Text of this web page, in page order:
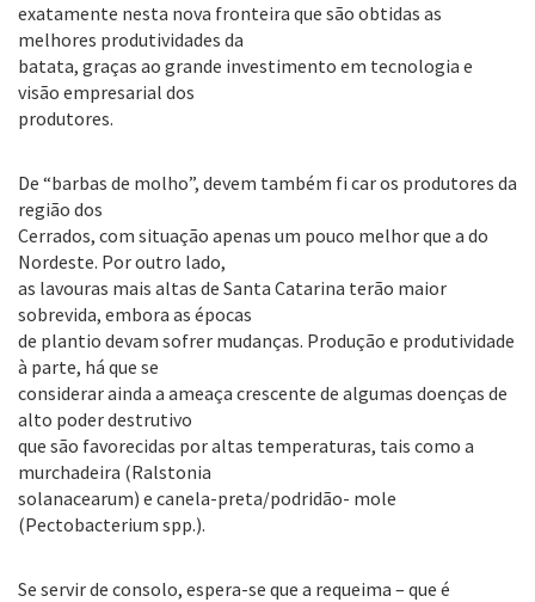
exatamente nesta nova fronteira que são obtidas as
melhores produtividades da
batata, graças ao grande investimento em tecnologia e
visão empresarial dos
produtores.
De “barbas de molho”, devem também fi car os produtores da
região dos
Cerrados, com situação apenas um pouco melhor que a do
Nordeste. Por outro lado,
as lavouras mais altas de Santa Catarina terão maior
sobrevida, embora as épocas
de plantio devam sofrer mudanças. Produção e produtividade
à parte, há que se
considerar ainda a ameaça crescente de algumas doenças de
alto poder destrutivo
que são favorecidas por altas temperaturas, tais como a
murchadeira (Ralstonia
solanacearum) e canela-preta/podridão- mole
(Pectobacterium spp.).
Se servir de consolo, espera-se que a requeima – que é